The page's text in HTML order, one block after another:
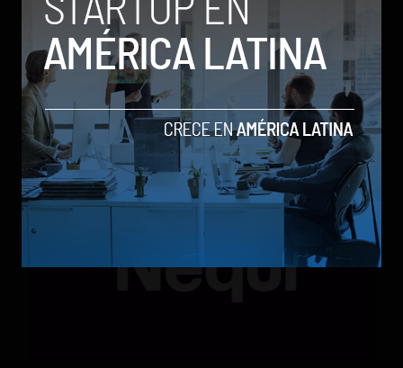
Qwen 3.8-Max, la nueva IA de Alibaba que desafía a
los modelos más poderosos
by Sergio Ramos
Actualidad
5 de agosto de 2026